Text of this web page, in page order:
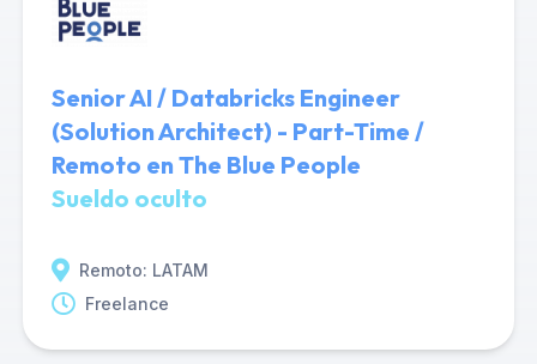
Senior AI / Databricks Engineer
(Solution Architect) - Part-Time /
Remoto en The Blue People
Sueldo oculto
Remoto: LATAM
Freelance